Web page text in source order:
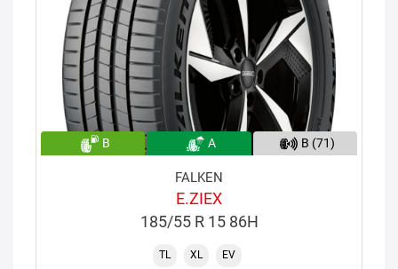
B A B (71)
FALKEN
E.ZIEX
185/55 R 15 86H
TL XL EV